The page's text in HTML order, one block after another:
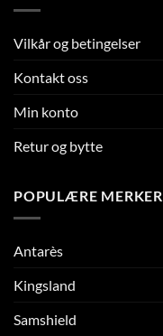
Vilkår og betingelser
Kontakt oss
Min konto
Retur og bytte
POPULÆRE MERKER
Antarès
Kingsland
Samshield